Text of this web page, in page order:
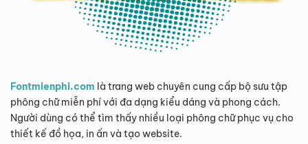
Fontmienphi.com là trang web chuyên cung cấp bộ sưu tập
phông chữ miễn phí với đa dạng kiểu dáng và phong cách.
Người dùng có thể tìm thấy nhiều loại phông chữ phục vụ cho
thiết kế đồ họa, in ấn và tạo website.